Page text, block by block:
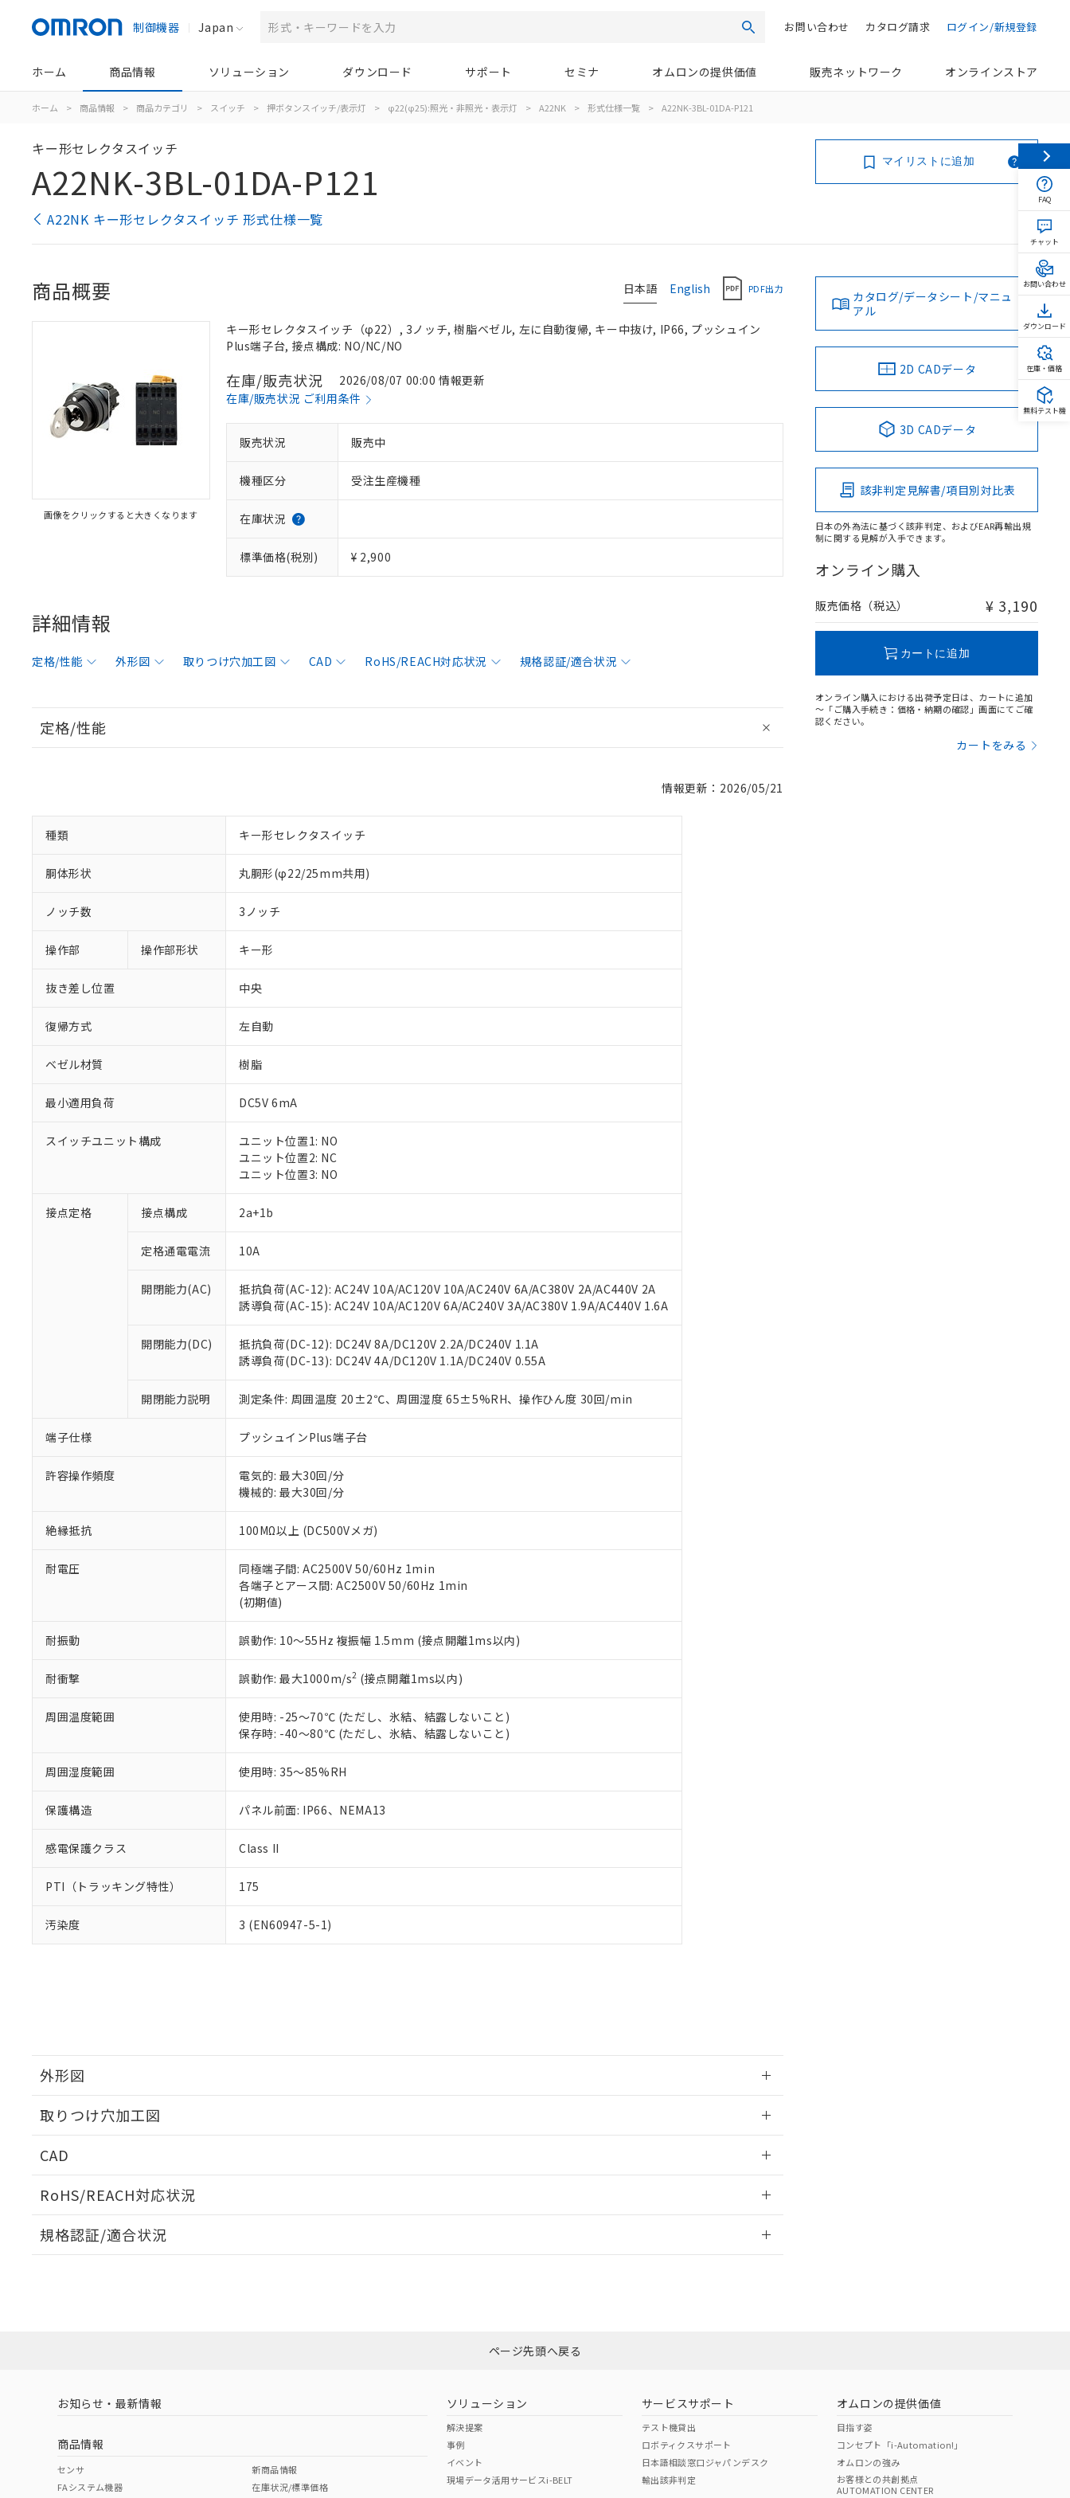
制御機器 Japan 検索 ログイン/新規登録
カタログ請求
お問い合わせ
ホーム 商品情報 ソリューション ダウンロード サポート セミナ オムロンの提供価値 販売ネットワーク オンラインストア
ホーム > 商品情報 > 商品カテゴリ > スイッチ > 押ボタンスイッチ/表示灯 > φ22(φ25):照光・非照光・表示灯 > A22NK > 形式仕様一覧 > A22NK-3BL-01DA-P121
キー形セレクタスイッチ
A22NK-3BL-01DA-P121
A22NK キー形セレクタスイッチ 形式仕様一覧
マイリストに追加
日本語 English PDF出力
商品概要
画像をクリックすると大きくなります
キー形セレクタスイッチ（φ22）, 3ノッチ, 樹脂ベゼル, 左に自動復帰, キー中抜け, IP66, プッシュイン
Plus端子台, 接点構成: NO/NC/NO
在庫/販売状況
2026/08/07 00:00 情報更新
在庫/販売状況 ご利用条件
販売状況 販売中
機種区分 受注生産機種
在庫状況
標準価格(税別) ¥ 2,900
詳細情報
定格/性能 外形図 取りつけ穴加工図 CAD RoHS/REACH対応状況 規格認証/適合状況
定格/性能
情報更新：2026/05/21
種類 キー形セレクタスイッチ
胴体形状 丸胴形(φ22/25mm共用)
ノッチ数 3ノッチ
操作部 操作部形状 キー形
抜き差し位置 中央
復帰方式 左自動
ベゼル材質 樹脂
最小適用負荷 DC5V 6mA
スイッチユニット構成
ユニット位置1: NO
ユニット位置2: NC
ユニット位置3: NO
接点定格 接点構成 2a+1b
定格通電電流 10A
開閉能力(AC)
抵抗負荷(AC-12): AC24V 10A/AC120V 10A/AC240V 6A/AC380V 2A/AC440V 2A
誘導負荷(AC-15): AC24V 10A/AC120V 6A/AC240V 3A/AC380V 1.9A/AC440V 1.6A
開閉能力(DC)
抵抗負荷(DC-12): DC24V 8A/DC120V 2.2A/DC240V 1.1A
誘導負荷(DC-13): DC24V 4A/DC120V 1.1A/DC240V 0.55A
開閉能力説明 測定条件: 周囲温度 20±2℃、周囲湿度 65±5%RH、操作ひん度 30回/min
端子仕様 プッシュインPlus端子台
許容操作頻度
電気的: 最大30回/分
機械的: 最大30回/分
絶縁抵抗 100MΩ以上 (DC500Vメガ)
耐電圧
同極端子間: AC2500V 50/60Hz 1min
各端子とアース間: AC2500V 50/60Hz 1min
(初期値)
耐振動 誤動作: 10～55Hz 複振幅 1.5mm (接点開離1ms以内)
耐衝撃 誤動作: 最大1000m/s2 (接点開離1ms以内)
周囲温度範囲
使用時: -25～70℃ (ただし、氷結、結露しないこと)
保存時: -40～80℃ (ただし、氷結、結露しないこと)
周囲湿度範囲 使用時: 35～85%RH
保護構造 パネル前面: IP66、NEMA13
感電保護クラス Class II
PTI（トラッキング特性） 175
汚染度 3 (EN60947-5-1)
外形図
取りつけ穴加工図
CAD
RoHS/REACH対応状況
EU RoHS 注意事項・凡例
ダウンロードはこちら
中国 RoHS 注意事項・凡例
中国 RoHS表
規格認証/適合状況
カタログ/データシート/マニュ
アル
2D CADデータ
3D CADデータ
該非判定見解書/項目別対比表
日本の外為法に基づく該非判定、およびEAR再輸出規
制に関する見解が入手できます。
オンライン購入
販売価格（税込） ¥ 3,190
カートに追加
オンライン購入における出荷予定日は、カートに追加
～「ご購入手続き：価格・納期の確認」画面にてご確
認ください。
カートをみる
ご利用条件
以下の条件をお読みいただき、同意のうえご利用ください。
本サービスは、当社制御機器事業取扱商品の当社在庫状況および標準価格(税抜)を提供させていただ
くものです。
当社制御機器事業取扱商品の中には、本サービスの対象外となる商品もあることをご了承ください。
在庫状況および標準価格照会結果は、記載している更新日時点での社内データに基づき作成されるも
い。
正式な納期状況および標準価格はお客様のお取引先、またはお客様担当のオムロン制御機器販売店・
当社販売員にご相談ください。
オムロン制御機器販売店や当社販売拠点は「販売ネットワーク
」をご確認ください。
在庫状況および標準価格結果を当社の事前の承諾なく第三者に漏洩または開示しないようお願いしま
す。
ている必要があります。
お客様が当ウェブサイト上で当社にご登録された部品リストについて、当社および当社の共同利用者
さい。
※当社の共同利用者とは、"個人情報の共同利用に関して"
※1 対応状況
対応済み：EU RoHS指令（10物質）の非含有に対応した製品が提供可能な商品です。
対応予定：EU RoHS指令（10物質）の非含有に対応した製品に切り替える予定のある商品です。
非該当品：ライセンス料など無形物で、有害物質有無と関係のない商品です。
仕入先様の事情により、非含有部品としていたものが、含有品と判明した場合などやむを得ず変更すること
があります。
*EU RoHS指令（10物質）：
六価クロム(Cr(Ⅵ)) 1000ppm以下、ポリ臭化ビフェニル類(PBB) 1000ppm以下、ポリ臭化ジフェニルエーテル類(PBDE) 1000ppm以下、
フタル酸ビス(2-エチルヘキシル) (DEHP)(別名：DOP) 1000ppm以下、フタル酸ブチルベンジル（BBP） 1000ppm以下、フタル酸ジブチ
ル（DBP） 1000ppm以下、フタル酸ジイソブチル (DIBP) 1000ppm以下
但し、RoHS指令で産業用監視および制御機器に対する適用除外項目は除く。
フタル酸エステル類の４物質については閾値を超える意図的な使用がないことを確認しています。
※2 対応予定月
部品在庫の切り替え状況などにより、予定月が前後することがあります。
※3 非含有証明書ダウンロード
下記の非含有証明書をダウンロードすることができます。
EU RoHS指令（10物質）の非含有証明書
51物質の非含有証明書（当社基準）
※本証明書は発行日時点で非含有を証明するもので、過去に遡って非含有を証明するものではありません。
また、RoHS指令のフタル酸エステル類４物質の対応では、対応完了までの期間は出荷製品に未対応品が
混在することから備考欄に対応日を記載しておりました。
り割愛しております。
※1 中国RoHS○×表
「○」：最大均質材料含有率が中国RoHSの基準値以下であることを示します。
「×」：最大均質材料含有率が中国RoHSの基準値を超えていることを示します。
*中国RoHS10物質の基準値 (GB/T26572)：
Pb(鉛) :1000ppm、 Hg(水銀) : 1000ppm、 Cd(カドミウム) : 100ppm、
Cr(Ⅵ)(六価クロム) : 1000ppm、 PBBs(ポリ臭化ビフェニル類) : 1000ppm、 PBDEs(ポリ臭化ジフェニルエーテル類) : 1000ppm、
DBP(フタル酸ジブチル) : 1000ppm、 DIBP(フタル酸ジイソブチル) : 1000ppm、 BBP(フタル酸ブチルベンジル) : 1000ppm、
DEHP(フタル酸ビス(2-エチルヘキシル)) : 1000ppm
※2 環境保護使用期限
「ｅ」：有害物質（10物質）のすべてが基準値以下であることを示します。
「10」：通常の使用状況下において有害物質が外部に漏えいし、環境に深刻な影響を及ぼさない年数を意
味します。
当社は、これら貴社製品のうち、外国為替および外国貿易法に定める商品（以下｢規制貨物等」とい
う）を輸出または国外への提供する場合は、日本国政府の輸出許可(または役務取引許可)を取得する
などの必要な手続きをとります。
ます。
当社は貴社製品を、核兵器、ミサイル、化学兵器、生物兵器またはその他武器並びにこれらの製造装
当社は、貴社製品を第三者に販売する場合は、上記1、2および3の内容を当該第三者に通知します。
また当社は、販売先および販売に係わる関係者が違法に輸出するおそれがある場合は、取り引きをい
たしません。
記
号
説明
○ 一定数以上の在庫あり
△ 一定数には満たないが在庫あり
－
在庫なし(最新の在庫状況については、お客様のお取引先、またはお客様担当のオムロン制御
機器販売店・当社販売員にご確認ください)
空
白
受注生産機種、また在庫状況の情報を公開していない機種
ページ先頭へ戻る
お知らせ・最新情報
商品情報
センサ
FAシステム機器
新商品情報
在庫状況/標準価格
ソリューション
解決提案
事例
イベント
現場データ活用サービスi-BELT
サービスサポート
テスト機貸出
ロボティクスサポート
日本語相談窓口ジャパンデスク
輸出該非判定
オムロンの提供価値
目指す姿
コンセプト「i-Automation!」
オムロンの強み
お客様との共創拠点
AUTOMATION CENTER
FAQ
チャット
お問い合わせ
ダウンロード
在庫・価格
無料テスト機